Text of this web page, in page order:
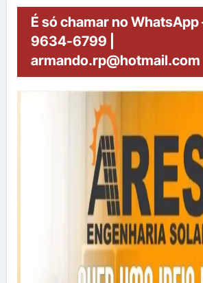
É só chamar no WhatsApp
9634-6799 |
armando.rp@hotmail.com